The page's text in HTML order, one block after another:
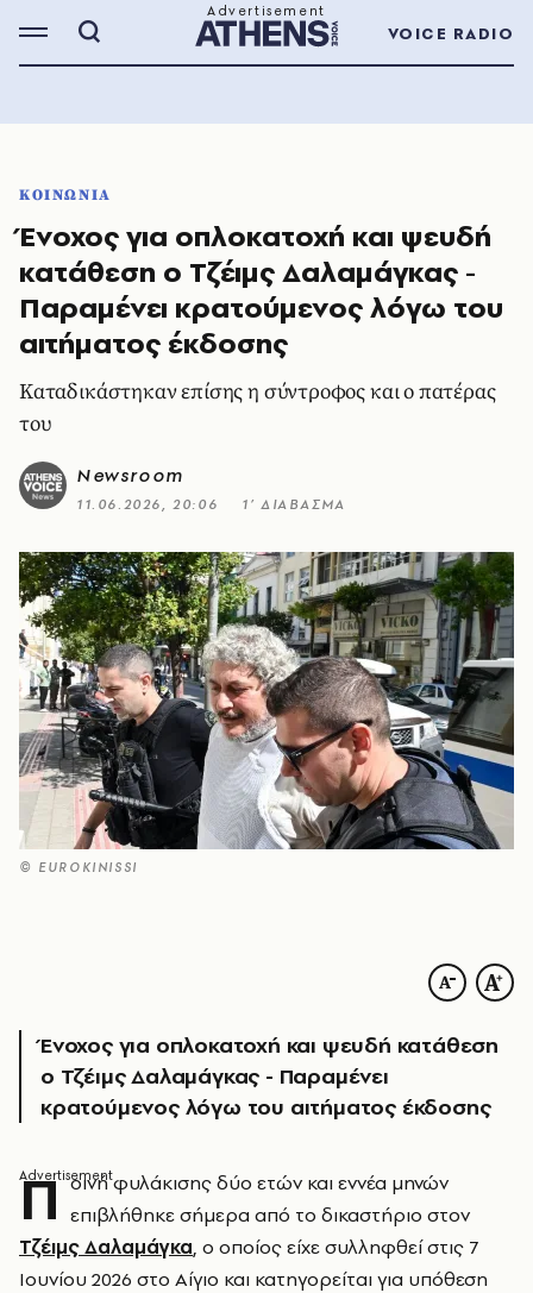
VOICE RADIO
ΚΟΙΝΩΝΙΑ
Ένοχος για οπλοκατοχή και ψευδή
κατάθεση ο Τζέιμς Δαλαμάγκας -
Παραμένει κρατούμενος λόγω του
αιτήματος έκδοσης
Καταδικάστηκαν επίσης η σύντροφος και ο πατέρας
του
Newsroom
11.06.2026, 20:06 1’ ΔΙΑΒΑΣΜΑ
© EUROKINISSI
Ένοχος για οπλοκατοχή και ψευδή κατάθεση
ο Τζέιμς Δαλαμάγκας - Παραμένει
κρατούμενος λόγω του αιτήματος έκδοσης
Π οινή φυλάκισης δύο ετών και εννέα μηνών
επιβλήθηκε σήμερα από το δικαστήριο στον
Τζέιμς Δαλαμάγκα, ο οποίος είχε συλληφθεί στις 7
Ιουνίου 2026 στο Αίγιο και κατηγορείται για υπόθεση